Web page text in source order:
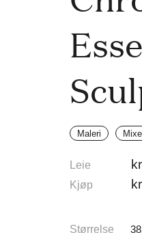
Maleri
Leie kr
Kjøp kr
Størrelse